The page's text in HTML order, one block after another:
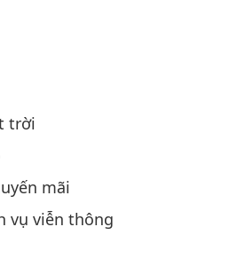
trời
mãi
vụ viễn thông